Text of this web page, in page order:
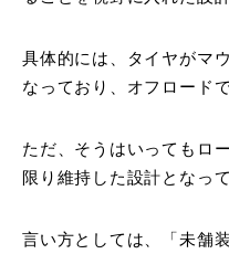
具体的には、タイヤがマ
なっており、オフロード
ただ、そうはいってもロ
限り維持した設計となっ
言い方としては、「未舗